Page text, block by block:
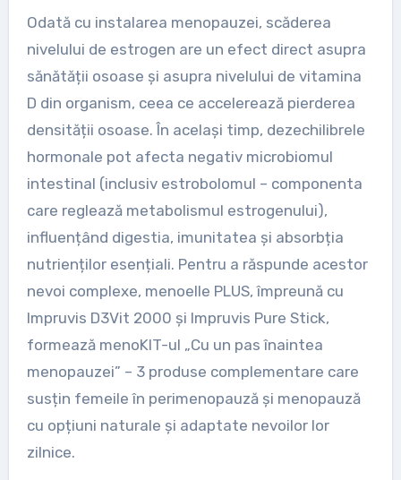
Odată cu instalarea menopauzei, scăderea
nivelului de estrogen are un efect direct asupra
sănătății osoase și asupra nivelului de vitamina
D din organism, ceea ce accelerează pierderea
densității osoase. În același timp, dezechilibrele
hormonale pot afecta negativ microbiomul
intestinal (inclusiv estrobolomul – componenta
care reglează metabolismul estrogenului),
influențând digestia, imunitatea și absorbția
nutrienților esențiali. Pentru a răspunde acestor
nevoi complexe, menoelle PLUS, împreună cu
Impruvis D3Vit 2000 și Impruvis Pure Stick,
formează menoKIT-ul „Cu un pas înaintea
menopauzei” – 3 produse complementare care
susțin femeile în perimenopauză și menopauză
cu opțiuni naturale și adaptate nevoilor lor
zilnice.